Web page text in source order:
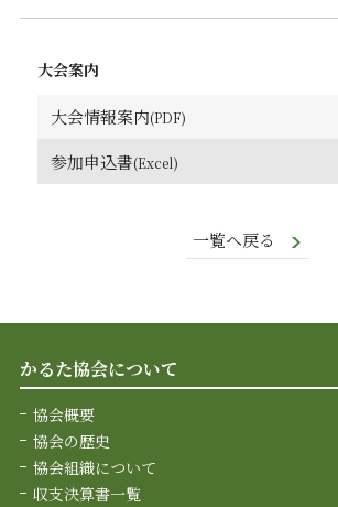
大会案内
大会情報案内
参加申込書
一覧へ戻る
かるた協会について
協会概要
協会の歴史
協会組織について
収支決算書一覧